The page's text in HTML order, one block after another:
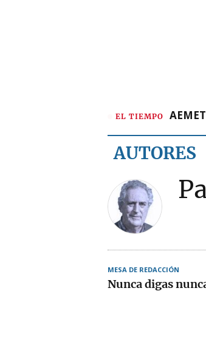
EL TIEMPO
AUTORES
MESA DE REDACCIÓN
Nunca digas